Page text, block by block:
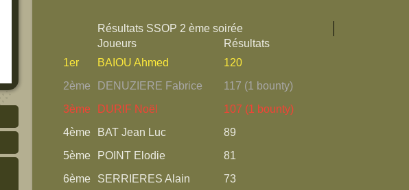
Résultats SSOP 2 ème soirée
Joueurs
Résultats
1er
BAIOU Ahmed
120
2ème
DENUZIERE Fabrice
117 (1 bounty)
3ème
DURIF Noël
107 (1 bounty)
4ème
BAT Jean Luc
89
5ème
POINT Elodie
81
6ème
SERRIERES Alain
73